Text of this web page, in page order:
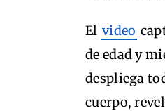
El video
de edad y
despliega
cuerpo,